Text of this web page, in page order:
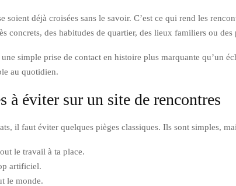
déjà croisées sans le savoir. C’est ce qui rend les
concrets, des habitudes de quartier, des lieux familiers ou
simple prise de contact en histoire plus marquante qu’un
au quotidien.
à éviter sur un site de rencontres
il faut éviter quelques pièges classiques. Ils sont simples,
le travail à ta place.
artificiel.
le monde.